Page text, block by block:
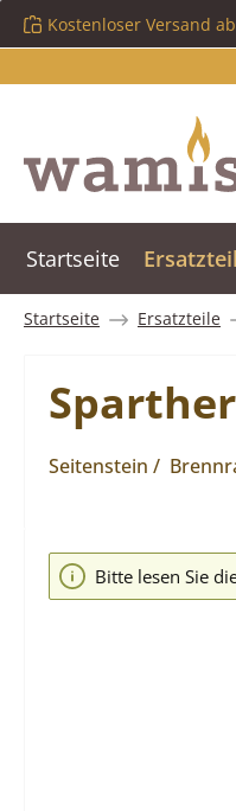
Hauptinhalt springen
Zur Suche springen
Zur Hauptnavigation
Kostenloser Versand
Startseite
Startseite Ersatzteile
Seitenstein /
Bildergalerie
Bitte lesen Sie